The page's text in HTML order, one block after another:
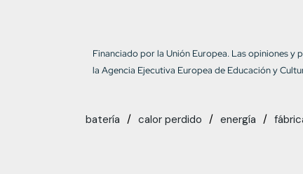
Financiado por la Unión Europea. Las opiniones y
la Agencia Ejecutiva Europea de Educación y
batería calor perdido energía